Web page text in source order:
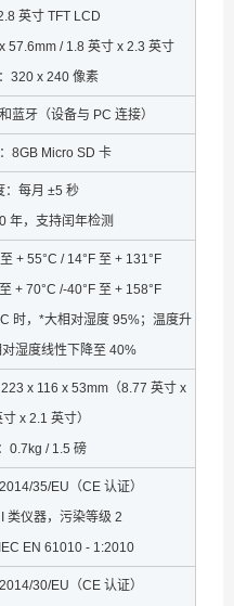
英寸 TFT LCD
57.6mm / 1.8 英寸 x 2.3 英寸
320 x 240 像素
蓝牙（设备与 PC 连接）
8GB Micro SD 卡
：每月 ±5 秒
年，支持闰年检测
+ 55°C / 14°F 至 + 131°F
+ 70°C /-40°F 至 + 158°F
时，*大相对湿度 95%；温度升
湿度线性下降至 40%
x 116 x 53mm（8.77 英寸 x
x 2.1 英寸）
0.7kg / 1.5 磅
35/EU（CE 认证）
类仪器，污染等级 2
EN 61010 - 1:2010
30/EU（CE 认证）